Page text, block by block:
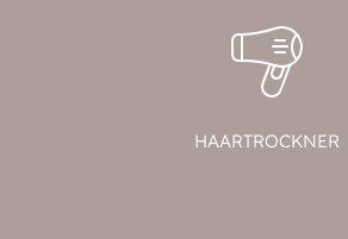
HAARTROCKNER